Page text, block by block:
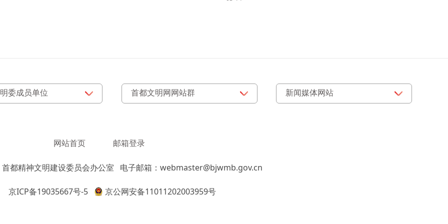
网站首页 邮箱登录
都精神文明建设委员会办公室 电子邮箱：webmaster@bjwmb.gov.cn
京ICP备19035667号-5 京公网安备11011202003959号